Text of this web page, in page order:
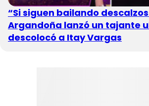
“Si siguen bailando
Argandoña lanzó un tajante
descolocó a Itay Vargas